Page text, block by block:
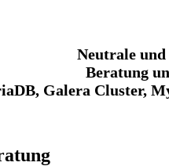
Neutrale
Beratung
Galera Cluster,